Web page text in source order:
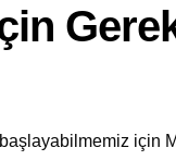
için